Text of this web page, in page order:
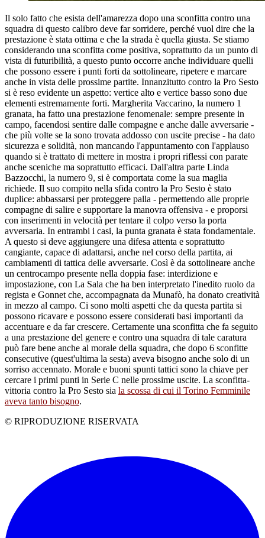
Il solo fatto che esista dell'amarezza dopo una sconfitta contro una
squadra di questo calibro deve far sorridere, perché vuol dire che la
prestazione è stata ottima e che la strada è quella giusta. Se stiamo
considerando una sconfitta come positiva, soprattutto da un punto di
vista di futuribilità, a questo punto occorre anche individuare quelli
che possono essere i punti forti da sottolineare, ripetere e marcare
anche in vista delle prossime partite. Innanzitutto contro la Pro Sesto
si è reso evidente un aspetto: vertice alto e vertice basso sono due
elementi estremamente forti. Margherita Vaccarino, la numero 1
granata, ha fatto una prestazione fenomenale: sempre presente in
campo, facendosi sentire dalle compagne e anche dalle avversarie -
che più volte se la sono trovata addosso con uscite precise - ha dato
sicurezza e solidità, non mancando l'appuntamento con l'applauso
quando si è trattato di mettere in mostra i propri riflessi con parate
anche sceniche ma soprattutto efficaci. Dall'altra parte Linda
Bazzocchi, la numero 9, si è comportata come la sua maglia
richiede. Il suo compito nella sfida contro la Pro Sesto è stato
duplice: abbassarsi per proteggere palla - permettendo alle proprie
compagne di salire e supportare la manovra offensiva - e proporsi
con inserimenti in velocità per tentare il colpo verso la porta
avversaria. In entrambi i casi, la punta granata è stata fondamentale.
A questo si deve aggiungere una difesa attenta e soprattutto
cangiante, capace di adattarsi, anche nel corso della partita, ai
cambiamenti di tattica delle avversarie. Così è da sottolineare anche
un centrocampo presente nella doppia fase: interdizione e
impostazione, con La Sala che ha ben interpretato l'inedito ruolo da
regista e Gonnet che, accompagnata da Munafò, ha donato creatività
in mezzo al campo. Ci sono molti aspetti che da questa partita si
possono ricavare e possono essere considerati basi importanti da
accentuare e da far crescere. Certamente una sconfitta che fa seguito
a una prestazione del genere e contro una squadra di tale caratura
può fare bene anche al morale della squadra, che dopo 6 sconfitte
consecutive (quest'ultima la sesta) aveva bisogno anche solo di un
sorriso accennato. Morale e buoni spunti tattici sono la chiave per
cercare i primi punti in Serie C nelle prossime uscite. La sconfitta-
vittoria contro la Pro Sesto sia la scossa di cui il Torino Femminile
aveva tanto bisogno.
© RIPRODUZIONE RISERVATA